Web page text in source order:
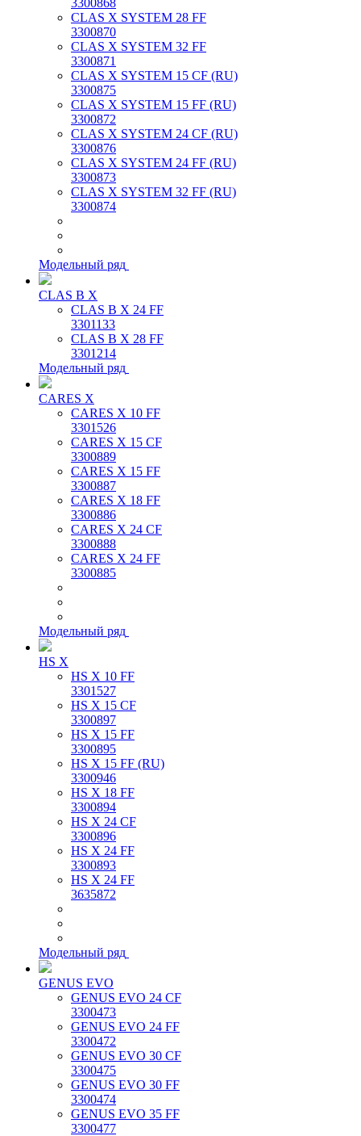
3300868
CLAS X SYSTEM 28 FF
3300870
CLAS X SYSTEM 32 FF
3300871
CLAS X SYSTEM 15 CF (RU)
3300875
CLAS X SYSTEM 15 FF (RU)
3300872
CLAS X SYSTEM 24 CF (RU)
3300876
CLAS X SYSTEM 24 FF (RU)
3300873
CLAS X SYSTEM 32 FF (RU)
3300874
Модельный ряд
CLAS B X
CLAS B X 24 FF
3301133
CLAS B X 28 FF
3301214
Модельный ряд
CARES X
CARES X 10 FF
3301526
CARES X 15 CF
3300889
CARES X 15 FF
3300887
CARES X 18 FF
3300886
CARES X 24 CF
3300888
CARES X 24 FF
3300885
Модельный ряд
HS X
HS X 10 FF
3301527
HS X 15 CF
3300897
HS X 15 FF
3300895
HS X 15 FF (RU)
3300946
HS X 18 FF
3300894
HS X 24 CF
3300896
HS X 24 FF
3300893
HS X 24 FF
3635872
Модельный ряд
GENUS EVO
GENUS EVO 24 CF
3300473
GENUS EVO 24 FF
3300472
GENUS EVO 30 CF
3300475
GENUS EVO 30 FF
3300474
GENUS EVO 35 FF
3300477